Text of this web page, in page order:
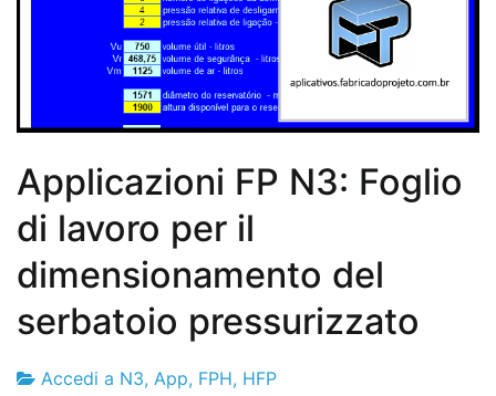
Applicazioni FP N3: Foglio
di lavoro per il
dimensionamento del
serbatoio pressurizzato
Accedi a N3, App, FPH, HFP